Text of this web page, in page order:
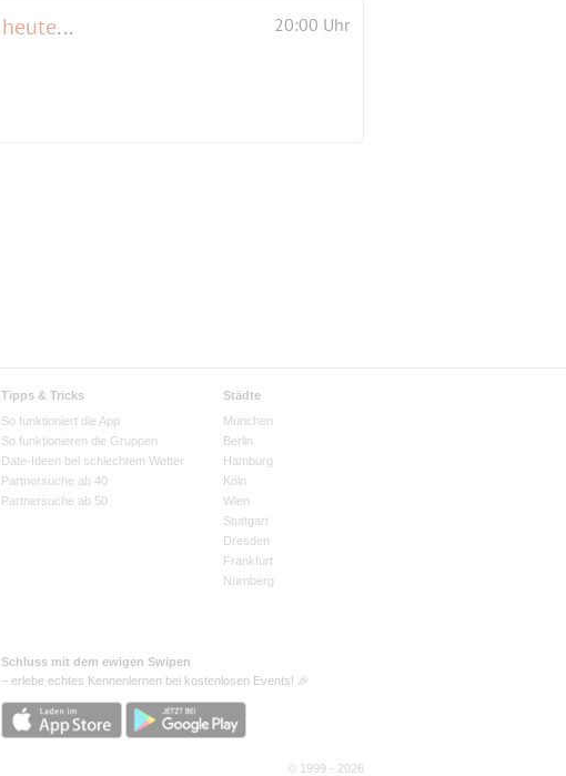
Moving Shadows - Die Schattenshow von Die Mobilés ( für Ersatzpers. Preis heute VB ! ) 20:00 Uhr
Tipps & Tricks
So funktioniert die App
So funktionieren die Gruppen
Date-Ideen bei schlechtem Wetter
Partnersuche ab 40
Partnersuche ab 50
Städte
München
Berlin
Hamburg
Köln
Wien
Stuttgart
Dresden
Frankfurt
Nürnberg
Schluss mit dem ewigen Swipen
– erlebe echtes Kennenlernen bei kostenlosen Events! 🎉
© 1999 - 2026